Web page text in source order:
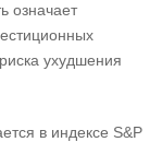
означает
ухудшения
в индексе S&P